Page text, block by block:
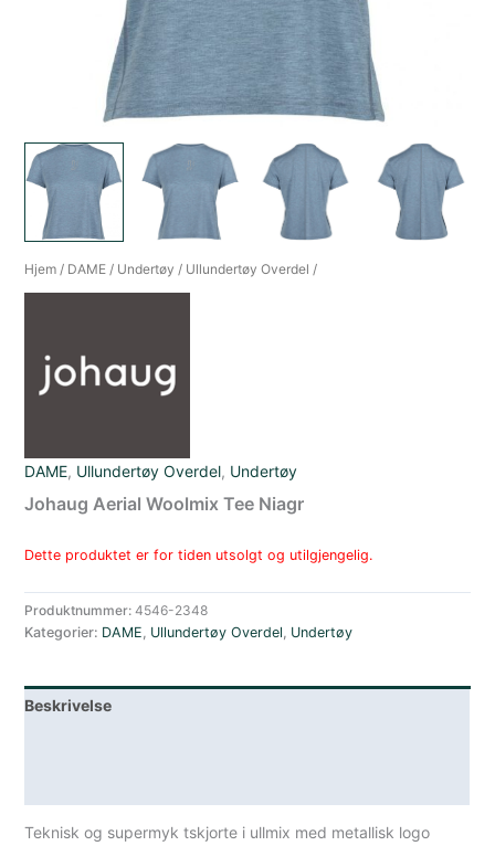
Hjem / DAME / Undertøy / Ullundertøy Overdel /
DAME, Ullundertøy Overdel, Undertøy
Johaug Aerial Woolmix Tee Niagr
Dette produktet er for tiden utsolgt og utilgjengelig.
Produktnummer:4546-2348
Kategorier: DAME, Ullundertøy Overdel, Undertøy
Beskrivelse
Teknisk og supermyk tskjorte i ullmix med metallisk logo